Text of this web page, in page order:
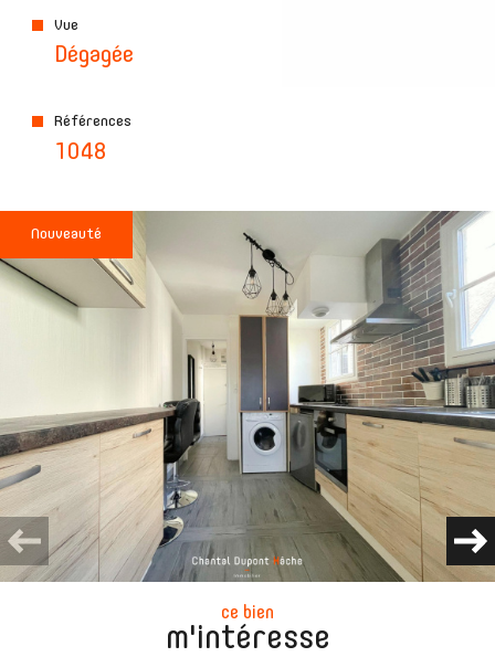
Vue
Dégagée
Références
1048
Nouveauté
ce bien
m'intéresse